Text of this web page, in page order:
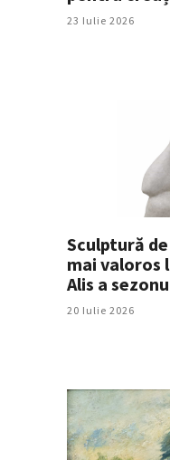
23 Iulie 2026
Sculptură
mai valoros
Alis a
20 Iulie 2026